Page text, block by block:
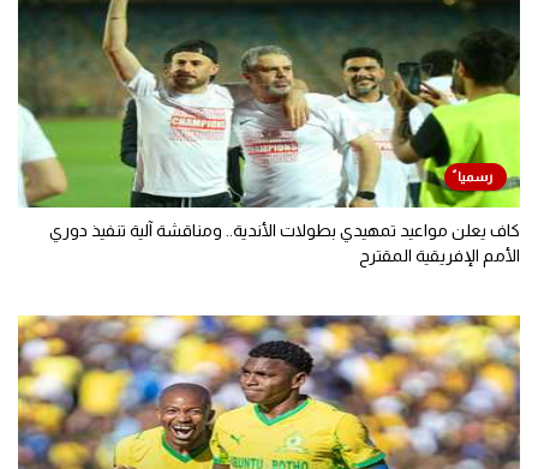
كاف يعلن مواعيد تمهيدي بطولات الأندية.. ومناقشة آلية تنفيذ دوري
الأمم الإفريقية المقترح